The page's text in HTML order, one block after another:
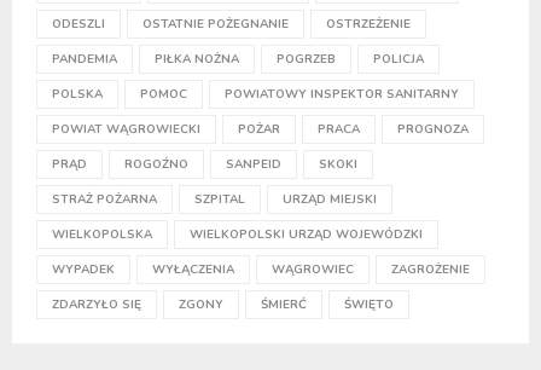
ODESZLI OSTATNIE POŻEGNANIE OSTRZEŻENIE
PANDEMIA PIŁKA NOŻNA POGRZEB POLICJA
POLSKA POMOC POWIATOWY INSPEKTOR SANITARNY
POWIAT WĄGROWIECKI POŻAR PRACA PROGNOZA
PRĄD ROGOŹNO SANPEID SKOKI
STRAŻ POŻARNA SZPITAL URZĄD MIEJSKI
WIELKOPOLSKA WIELKOPOLSKI URZĄD WOJEWÓDZKI
WYPADEK WYŁĄCZENIA WĄGROWIEC ZAGROŻENIE
ZDARZYŁO SIĘ ZGONY ŚMIERĆ ŚWIĘTO